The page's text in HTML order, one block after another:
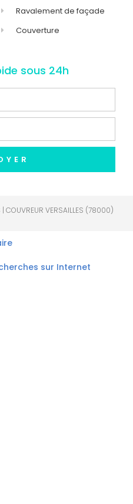
Ravalement de façade
Couverture
sous 24h
COUVREUR VERSAILLES (78000)
sur Internet